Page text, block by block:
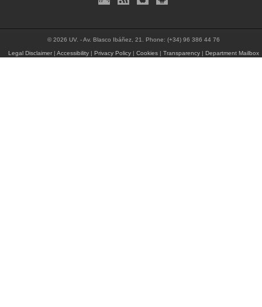
© 2026 UV. - Av. Blasco Ibáñez, 21. Phone: (+34) 96 386 44 76
Legal Disclaimer |Accessibility |Privacy Policy |Cookies |Transparency |Department Mailbox